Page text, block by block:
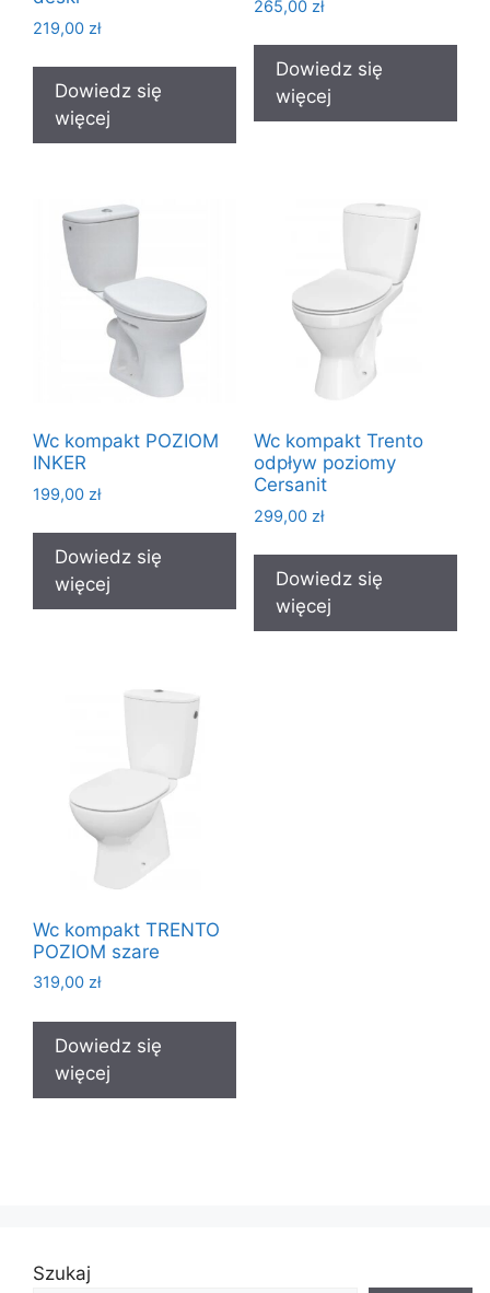
219,00 zł
Dowiedz się
więcej
265,00 zł
Dowiedz się
więcej
Wc kompakt POZIOM
INKER
199,00 zł
Dowiedz się
więcej
Wc kompakt Trento
odpływ poziomy
Cersanit
299,00 zł
Dowiedz się
więcej
Wc kompakt TRENTO
POZIOM szare
319,00 zł
Dowiedz się
więcej
Szukaj